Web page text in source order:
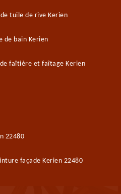
tuile de rive Kerien
de bain Kerien
faîtière et faîtage Kerien
22480
façade Kerien 22480